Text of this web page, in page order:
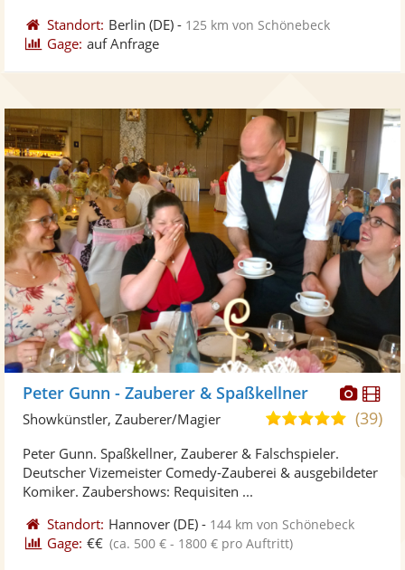
Standort: Berlin (DE) - 125 km von Schönebeck
Gage: auf Anfrage
Peter Gunn - Zauberer & Spaßkellner
5,0
5
(39)
Showkünstler, Zauberer/Magier
Peter Gunn. Spaßkellner, Zauberer & Falschspieler.
Deutscher Vizemeister Comedy-Zauberei & ausgebildeter
Komiker. Zaubershows: Requisiten ...
Standort: Hannover (DE) - 144 km von Schönebeck
Gage: €€ (ca. 500 € - 1800 € pro Auftritt)